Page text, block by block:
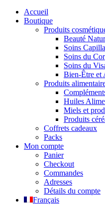
Accueil
Boutique
Produits
Beauté
Soins
Soins du
Soins du
Bien-Être et
Produits
Huiles
Miels et
Produits
Coffrets cadeaux
Packs
Mon compte
Panier
Checkout
Commandes
Adresses
Détails du compte
Français